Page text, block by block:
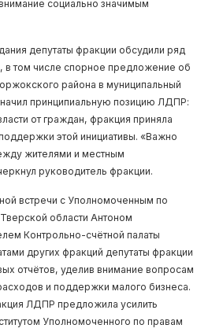
социально значимым
депутаты фракции обсудили ряд
в том числе спорное предложение об
района в муниципальный
принципиальную позицию ЛДПР:
от граждан, фракция приняла
этой инициативы. «Важно
жителями и местным
руководитель фракции.
встречи с Уполномоченным по
области Антоном
Контрольно-счётной палаты
других фракций депутаты фракции
отчётов, уделив внимание вопросам
и поддержки малого бизнеса.
ЛДПР предложила усилить
Уполномоченного по правам